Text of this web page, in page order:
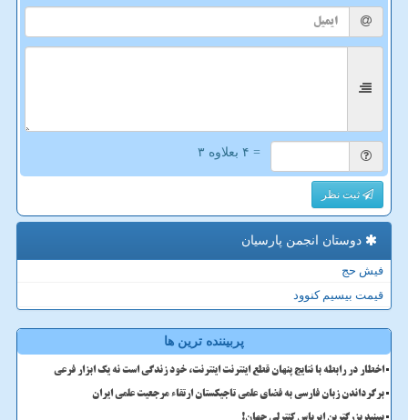
= ۴ بعلاوه ۳
ثبت نظر
دوستان انجمن پارسیان
فیش حج
قیمت بیسیم کنوود
پربیننده ترین ها
اخطار در رابطه با نتایج پنهان قطع اینترنت اینترنت، خود زندگی است نه یک ابزار فرعی
برگرداندن زبان فارسی به فضای علمی تاجیکستان ارتقاء مرجعیت علمی ایران